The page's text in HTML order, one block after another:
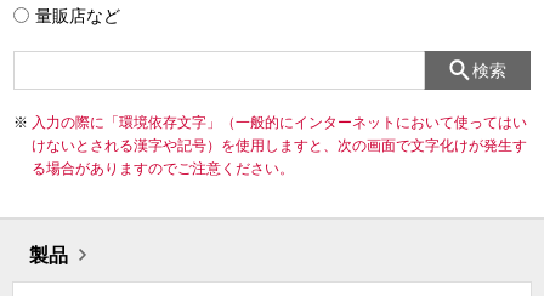
量販店など
検索
入力の際に「環境依存文字」（一般的にインターネットにおいて使ってはい
けないとされる漢字や記号）を使用しますと、次の画面で文字化けが発生す
る場合がありますのでご注意ください。
製品